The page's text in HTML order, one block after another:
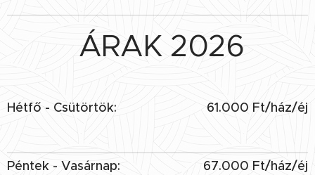
ÁRAK 2026
Hétfő - Csütörtök: 61.000 Ft/ház/éj
Péntek - Vasárnap: 67.000 Ft/ház/éj